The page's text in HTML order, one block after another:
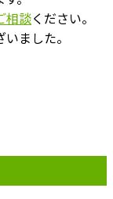
相談ください。
ました。